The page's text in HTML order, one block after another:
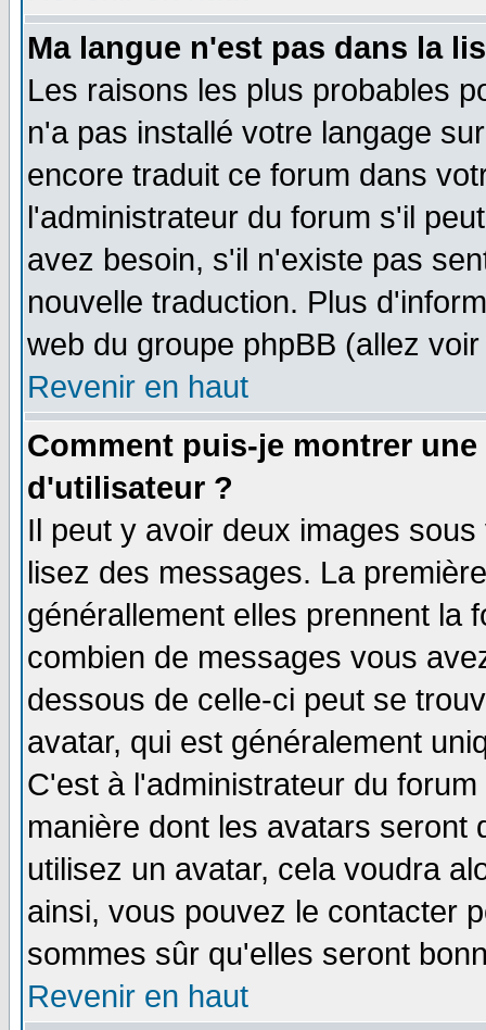
Ma langue n'est pas dans la
Les raisons les plus probables
n'a pas installé votre langage
encore traduit ce forum dans
l'administrateur du forum s'il
avez besoin, s'il n'existe pas
nouvelle traduction. Plus
web du groupe phpBB (allez
Revenir en haut
Comment puis-je montrer
d'utilisateur ?
Il peut y avoir deux images
lisez des messages. La
générallement elles prennent la
combien de messages vous
dessous de celle-ci peut se
avatar, qui est généralement
C'est à l'administrateur du
manière dont les avatars seront
utilisez un avatar, cela voudra
ainsi, vous pouvez le contacter
sommes sûr qu'elles seront
Revenir en haut